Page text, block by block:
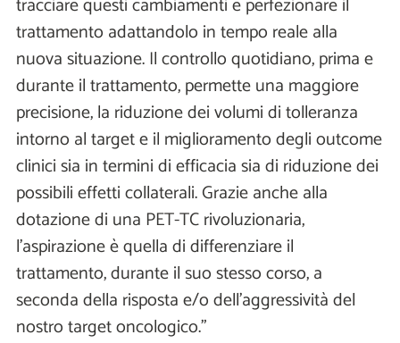
trattamento adattandolo in tempo reale alla
nuova situazione. Il controllo quotidiano, prima e
durante il trattamento, permette una maggiore
precisione, la riduzione dei volumi di tolleranza
intorno al target e il miglioramento degli outcome
clinici sia in termini di efficacia sia di riduzione dei
possibili effetti collaterali. Grazie anche alla
dotazione di una PET-TC rivoluzionaria,
l’aspirazione è quella di differenziare il
trattamento, durante il suo stesso corso, a
seconda della risposta e/o dell’aggressività del
nostro target oncologico.”